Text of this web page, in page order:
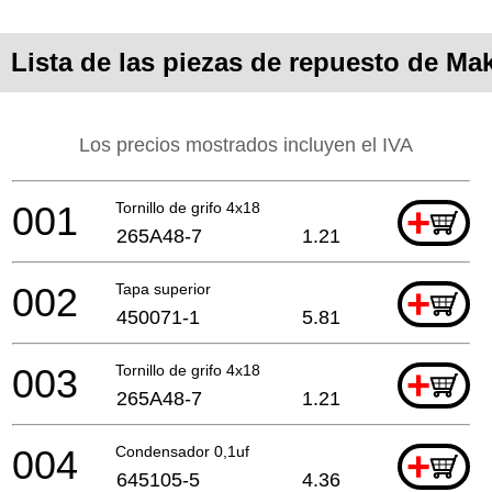
Lista de las piezas de repuesto de
Los precios mostrados incluyen el IVA
Tornillo de grifo 4x18 +
001 265A48-7 1.21
Tapa superior +
002 450071-1 5.81
Tornillo de grifo 4x18 +
003 265A48-7 1.21
Condensador 0,1uf +
004 645105-5 4.36